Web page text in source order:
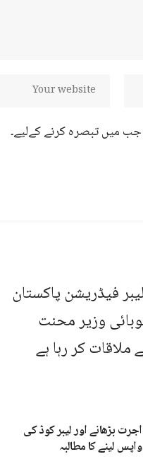
جب میں تبصرہ کرنے کےلیے۔
بڑھانے اور لیبر کوڈ کی
لینے کا مطالبہ